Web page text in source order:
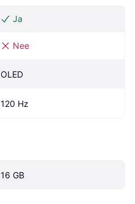
Ja
Nee
OLED
120 Hz
16 GB